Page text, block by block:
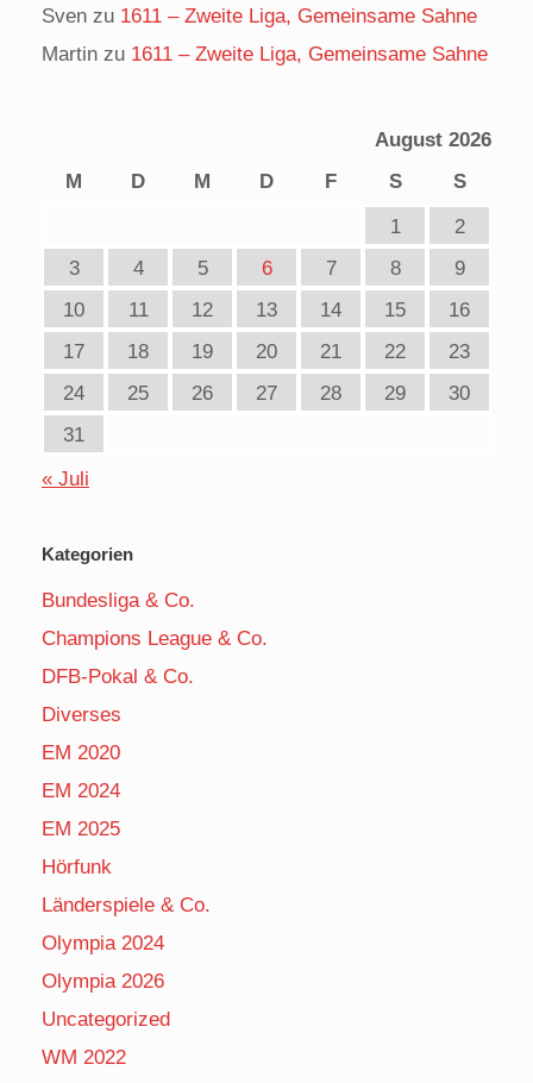
Sven zu 1611 – Zweite Liga, Gemeinsame Sahne
Martin zu 1611 – Zweite Liga, Gemeinsame Sahne
August 2026
M
D M D F S
S
1
2
3
4 5 6 7 8
9
10
11 12 13 14 15
16
17
18 19 20 21 22
23
24
25 26 27 28 29
30
31
« Juli
Kategorien
Bundesliga & Co.
Champions League & Co.
DFB-Pokal & Co.
Diverses
EM 2020
EM 2024
EM 2025
Hörfunk
Länderspiele & Co.
Olympia 2024
Olympia 2026
Uncategorized
WM 2022